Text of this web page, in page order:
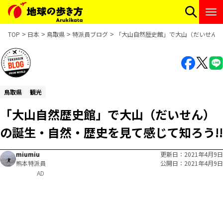
TOP 日本 鳥取県 特派員ブログ 「大山自然歴史館」で大山（だいせん
鳥取県 観光
「大山自然歴史館」で大山（だいせん）
の誕生・自然・歴史を見て感じて知ろう!!
miumiu
熊本特派員
更新日
2021年4月9日
公開日
2021年4月9日
AD